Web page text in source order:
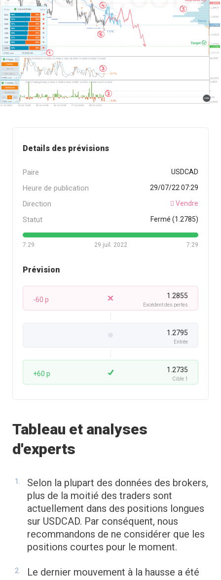
Details des prévisions
Paire USDCAD
Heure de publication 29/07/22 07:29
Direction Vendre
Statut Fermé (1.2785)
7:29 7:29
29 juil. 2022
Prévision
-60 p 1.2855
Excédent des pertes
1.2795
Entrée
+60 p 1.2735
Cible 1
Tableau et analyses
d'experts
Selon la plupart des données des brokers,
plus de la moitié des traders sont
actuellement dans des positions longues
sur USDCAD. Par conséquent, nous
recommandons de ne considérer que les
positions courtes pour le moment.
Le dernier mouvement à la hausse a été